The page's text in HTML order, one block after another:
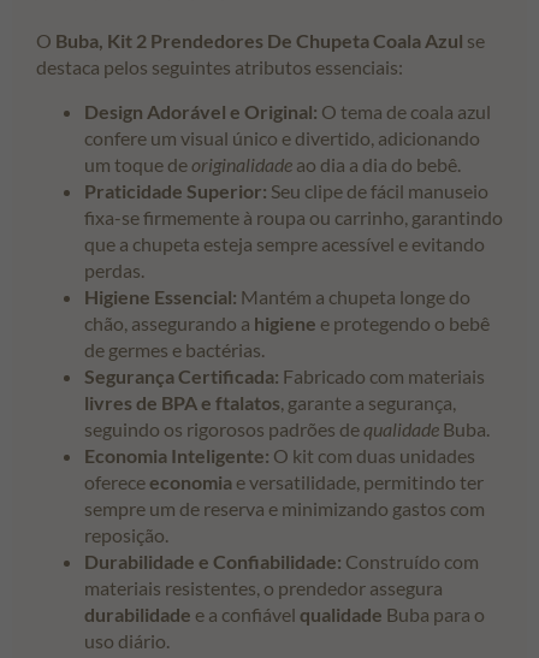
O Buba, Kit 2 Prendedores De Chupeta Coala Azul se
destaca pelos seguintes atributos essenciais:
Design Adorável e Original: O tema de coala azul
confere um visual único e divertido, adicionando
um toque deoriginalidade ao dia a dia do bebê.
Praticidade Superior: Seu clipe de fácil manuseio
fixa-se firmemente à roupa ou carrinho, garantindo
que a chupeta esteja sempre acessível e evitando
perdas.
Higiene Essencial: Mantém a chupeta longe do
chão, assegurando a higiene e protegendo o bebê
de germes e bactérias.
Segurança Certificada: Fabricado com materiais
livres de BPA e ftalatos , garante a segurança,
seguindo os rigorosos padrões dequalidade Buba.
Economia Inteligente: O kit com duas unidades
ofereceeconomia e versatilidade, permitindo ter
sempre um de reserva e minimizando gastos com
reposição.
Durabilidade e Confiabilidade: Construído com
materiais resistentes, o prendedor assegura
durabilidade e a confiável qualidade Buba para o
uso diário.